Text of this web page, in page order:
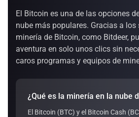
El Bitcoin es una de las opciones
nube más populares. Gracias a los
minería de Bitcoin, como Bitdeer,
aventura en solo unos clics sin
caros programas y equipos de
¿Qué es la minería en la nube
El Bitcoin (BTC) y el Bitcoin Cash